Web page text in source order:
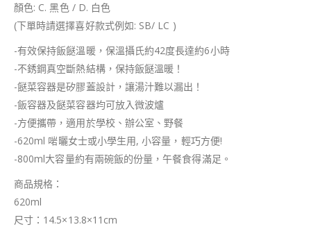
顏色: C. 黑色 / D. 白色
(下單時請選擇喜好款式例如: SB/ LC )
-有效保持飯餸溫暖，保溫攝氏約42度長達約6小時
-不銹鋼真空斷熱結構，保持飯餸溫暖！
-餸菜容器是矽膠蓋設計，讓湯汁難以漏出！
-飯容器及餸菜容器均可放入微波爐
-方便攜帶，適用於學校、辦公室、野餐
-620ml 啱曬女士或小學生用, 小容量，輕巧方便!
-800ml大容量約有兩碗飯的份量，午餐食得滿足。
商品規格：
620ml
尺寸：14.5×13.8×11cm